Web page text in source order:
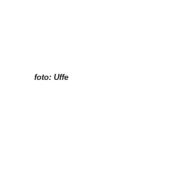
foto: Uffe